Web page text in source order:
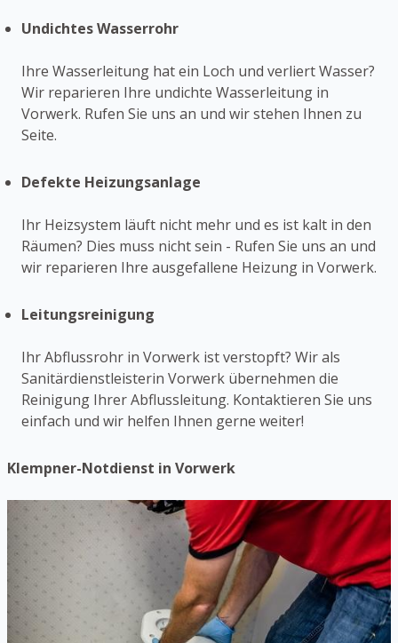
Undichtes Wasserrohr
Ihre Wasserleitung hat ein Loch und verliert Wasser?
Wir reparieren Ihre undichte Wasserleitung in
Vorwerk. Rufen Sie uns an und wir stehen Ihnen zu
Seite.
Defekte Heizungsanlage
Ihr Heizsystem läuft nicht mehr und es ist kalt in den
Räumen? Dies muss nicht sein - Rufen Sie uns an und
wir reparieren Ihre ausgefallene Heizung in Vorwerk.
Leitungsreinigung
Ihr Abflussrohr in Vorwerk ist verstopft? Wir als
Sanitärdienstleisterin Vorwerk übernehmen die
Reinigung Ihrer Abflussleitung. Kontaktieren Sie uns
einfach und wir helfen Ihnen gerne weiter!
Klempner-Notdienst in Vorwerk